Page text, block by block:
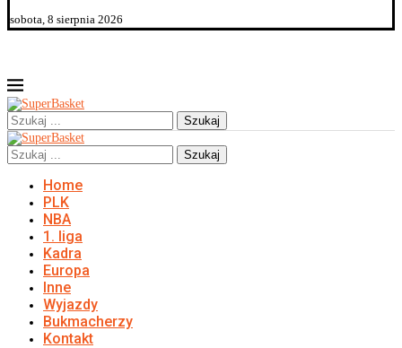
sobota, 8 sierpnia 2026
Szukaj
Szukaj
Home
PLK
NBA
1. liga
Kadra
Europa
Inne
Wyjazdy
Bukmacherzy
Kontakt